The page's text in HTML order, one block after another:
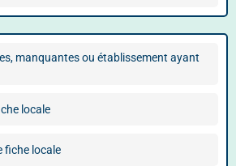
manquantes ou établissement ayant
locale
fiche locale